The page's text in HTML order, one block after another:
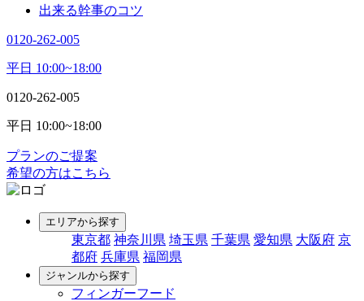
出来る幹事のコツ
0120-262-005
平日 10:00~18:00
0120-262-005
平日 10:00~18:00
プランのご提案
希望の方はこちら
エリアから探す
東京都 神奈川県 埼玉県 千葉県 愛知県 大阪府 京
都府 兵庫県 福岡県
ジャンルから探す
フィンガーフード